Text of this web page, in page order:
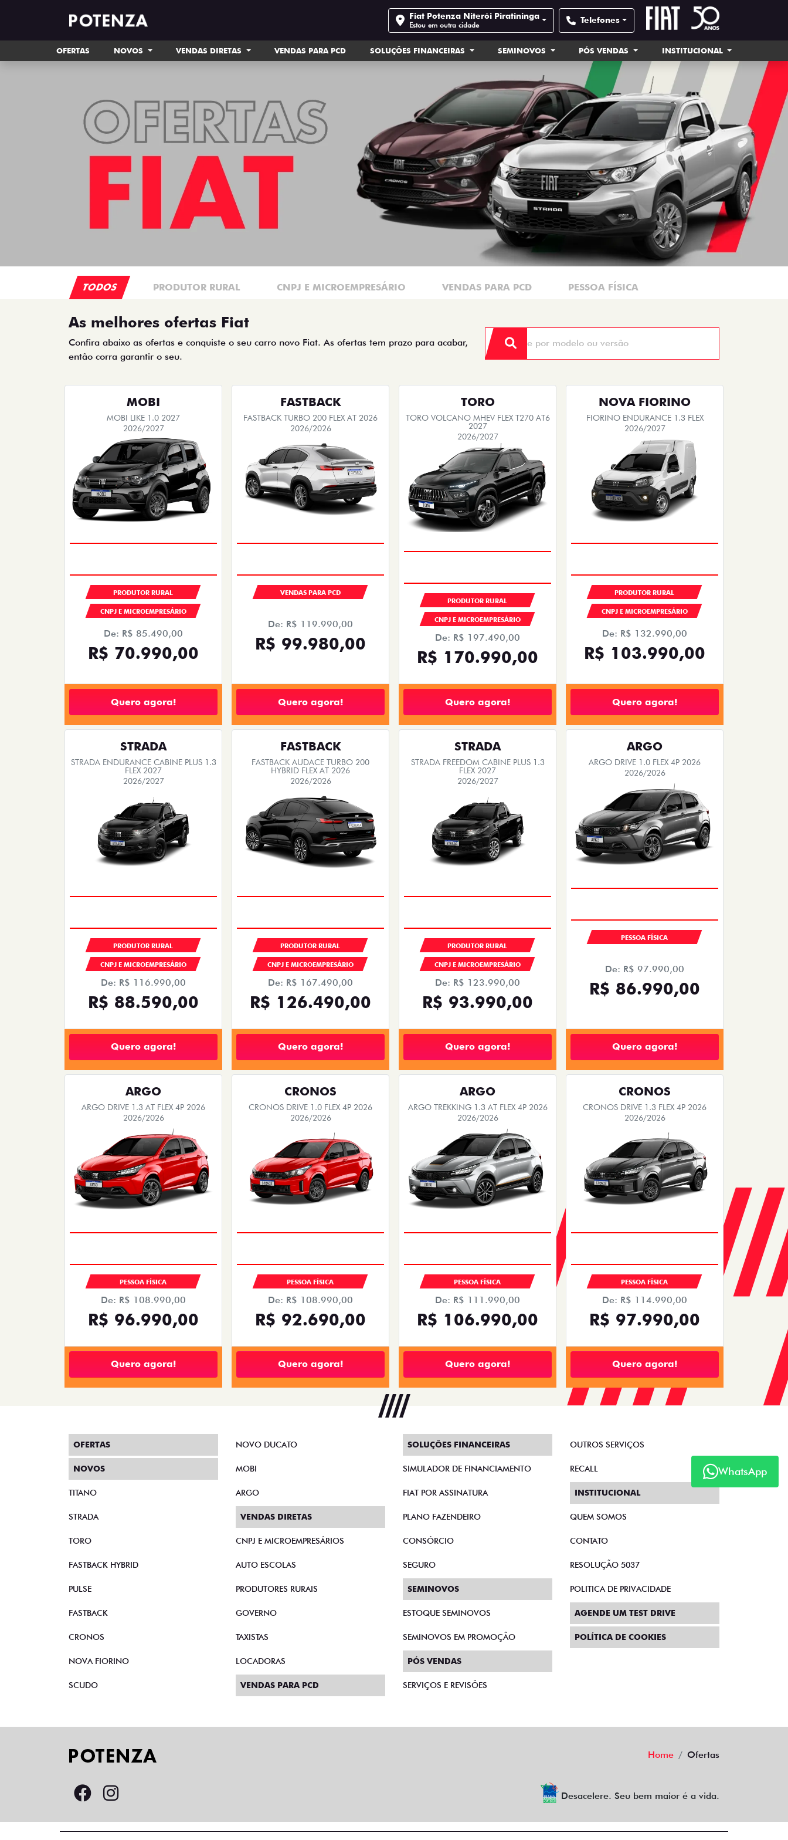
Fiat Potenza Niterói Piratininga
Estou em outra cidade Telefones
OFERTAS NOVOS VENDAS DIRETAS VENDAS PARA PCD SOLUÇÕES FINANCEIRAS SEMINOVOS PÓS VENDAS INSTITUCIONAL
TODOS PRODUTOR RURAL CNPJ E MICROEMPRESÁRIO VENDAS PARA PCD PESSOA FÍSICA
As melhores ofertas Fiat
Confira abaixo as ofertas e conquiste o seu carro novo Fiat. As ofertas tem prazo para acabar,
então corra garantir o seu.
MOBI
MOBI LIKE 1.0 2027
2026/2027
PRODUTOR RURAL
CNPJ E MICROEMPRESÁRIO
De: R$ 85.490,00
R$ 70.990,00
Quero agora!
FASTBACK
FASTBACK TURBO 200 FLEX AT 2026
2026/2026
VENDAS PARA PCD
De: R$ 119.990,00
R$ 99.980,00
Quero agora!
TORO
TORO VOLCANO MHEV FLEX T270 AT6
2027
2026/2027
PRODUTOR RURAL
CNPJ E MICROEMPRESÁRIO
De: R$ 197.490,00
R$ 170.990,00
Quero agora!
NOVA FIORINO
FIORINO ENDURANCE 1.3 FLEX
2026/2027
PRODUTOR RURAL
CNPJ E MICROEMPRESÁRIO
De: R$ 132.990,00
R$ 103.990,00
Quero agora!
STRADA
STRADA ENDURANCE CABINE PLUS 1.3
FLEX 2027
2026/2027
PRODUTOR RURAL
CNPJ E MICROEMPRESÁRIO
De: R$ 116.990,00
R$ 88.590,00
Quero agora!
FASTBACK
FASTBACK AUDACE TURBO 200
HYBRID FLEX AT 2026
2026/2026
PRODUTOR RURAL
CNPJ E MICROEMPRESÁRIO
De: R$ 167.490,00
R$ 126.490,00
Quero agora!
STRADA
STRADA FREEDOM CABINE PLUS 1.3
FLEX 2027
2026/2027
PRODUTOR RURAL
CNPJ E MICROEMPRESÁRIO
De: R$ 123.990,00
R$ 93.990,00
Quero agora!
ARGO
ARGO DRIVE 1.0 FLEX 4P 2026
2026/2026
PESSOA FÍSICA
De: R$ 97.990,00
R$ 86.990,00
Quero agora!
ARGO
ARGO DRIVE 1.3 AT FLEX 4P 2026
2026/2026
PESSOA FÍSICA
De: R$ 108.990,00
R$ 96.990,00
Quero agora!
CRONOS
CRONOS DRIVE 1.0 FLEX 4P 2026
2026/2026
PESSOA FÍSICA
De: R$ 108.990,00
R$ 92.690,00
Quero agora!
ARGO
ARGO TREKKING 1.3 AT FLEX 4P 2026
2026/2026
PESSOA FÍSICA
De: R$ 111.990,00
R$ 106.990,00
Quero agora!
CRONOS
CRONOS DRIVE 1.3 FLEX 4P 2026
2026/2026
PESSOA FÍSICA
De: R$ 114.990,00
R$ 97.990,00
Quero agora!
WhatsApp
OFERTAS
NOVOS
TITANO
STRADA
TORO
FASTBACK HYBRID
PULSE
FASTBACK
CRONOS
NOVA FIORINO
SCUDO
NOVO DUCATO
MOBI
ARGO
VENDAS DIRETAS
CNPJ E MICROEMPRESÁRIOS
AUTO ESCOLAS
PRODUTORES RURAIS
GOVERNO
TAXISTAS
LOCADORAS
VENDAS PARA PCD
SOLUÇÕES FINANCEIRAS
SIMULADOR DE FINANCIAMENTO
FIAT POR ASSINATURA
PLANO FAZENDEIRO
CONSÓRCIO
SEGURO
SEMINOVOS
ESTOQUE SEMINOVOS
SEMINOVOS EM PROMOÇÃO
PÓS VENDAS
SERVIÇOS E REVISÕES
OUTROS SERVIÇOS
RECALL
INSTITUCIONAL
QUEM SOMOS
CONTATO
RESOLUÇÃO 5037
POLITICA DE PRIVACIDADE
AGENDE UM TEST DRIVE
POLÍTICA DE COOKIES
Home Ofertas
Desacelere. Seu bem maior é a vida.